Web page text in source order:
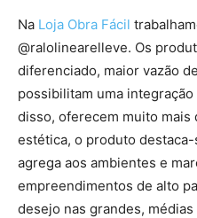
Na Loja Obra Fácil
@ralolinearelleve. Os
diferenciado, maior vazão
possibilitam uma
disso, oferecem muito mais
estética, o produto
agrega aos ambientes e
empreendimentos de alto
desejo nas grandes,